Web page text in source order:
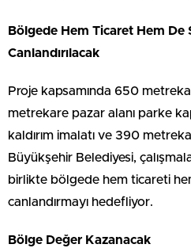
Bölgede Hem Ticaret Hem De
Canlandırılacak
Proje kapsamında 650
metrekare pazar alanı parke
kaldırım imalatı ve 390
Büyükşehir Belediyesi,
birlikte bölgede hem ticareti
canlandırmayı hedefliyor.
Bölge Değer Kazanacak